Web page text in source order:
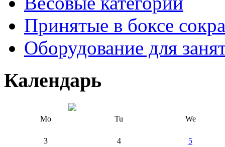
Принятые в боксе
Оборудование для
Календарь
Mo Tu We
3 4
5